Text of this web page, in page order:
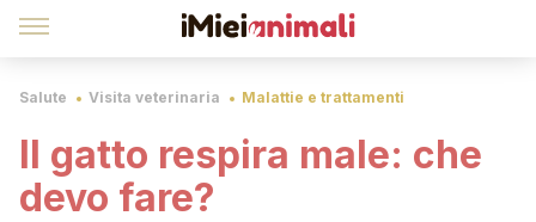
Salute Visita veterinaria Malattie e trattamenti
Il gatto respira male: che
devo fare?